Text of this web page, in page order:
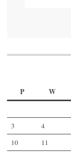
P W
3
4
10
11